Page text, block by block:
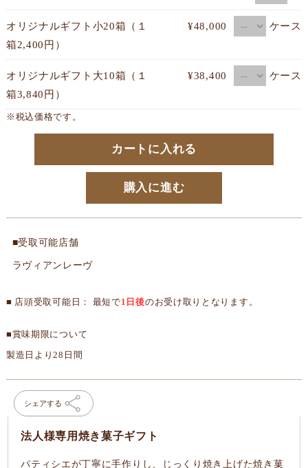
オリジナルギフト小20箱（１
箱2,400円）
¥48,000 ケース
オリジナルギフト大10箱（１
箱3,840円）
¥38,400 ケース
※税込価格です。
カートに入れる
購入に進む
■受取可能店舗
ラヴィアンレーヴ
■ 店頭受取可能日： 最短で1日後のお受け取りとなります。
■賞味期限について
製造日より28日間
シェアする
法人様専用焼き菓子ギフト
パティシエが丁寧に手作りし、じっくり焼き上げた焼き菓